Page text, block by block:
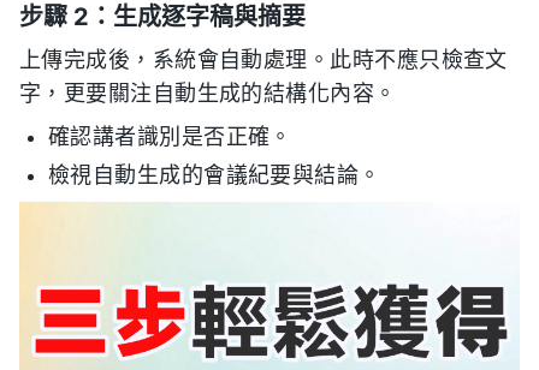
步驟 2：生成逐字稿與摘要
上傳完成後，系統會自動處理。此時不應只檢查文
字，更要關注自動生成的結構化內容。
確認講者識別是否正確。
檢視自動生成的會議紀要與結論。